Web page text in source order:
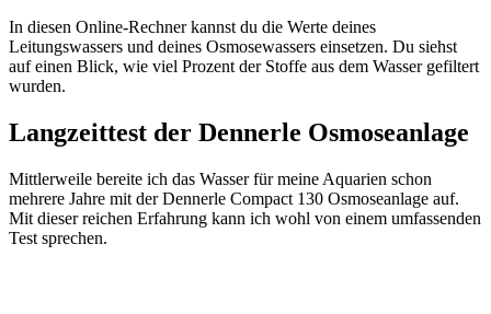
In diesen Online-Rechner kannst du die Werte deines
Leitungswassers und deines Osmosewassers einsetzen. Du siehst
auf einen Blick, wie viel Prozent der Stoffe aus dem Wasser gefiltert
wurden.
Langzeittest der Dennerle Osmoseanlage
Mittlerweile bereite ich das Wasser für meine Aquarien schon
mehrere Jahre mit der Dennerle Compact 130 Osmoseanlage auf.
Mit dieser reichen Erfahrung kann ich wohl von einem umfassenden
Test sprechen.